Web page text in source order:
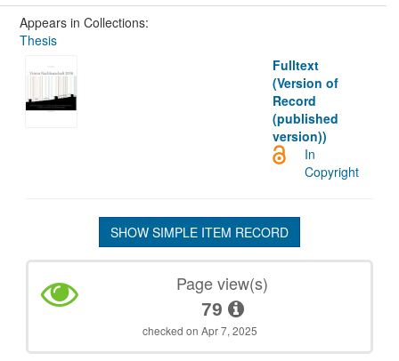
Appears in Collections:
Thesis
Fulltext
(Version of
Record
(published
version))
In
Copyright
SHOW SIMPLE ITEM RECORD
Page view(s)
79
checked on Apr 7, 2025